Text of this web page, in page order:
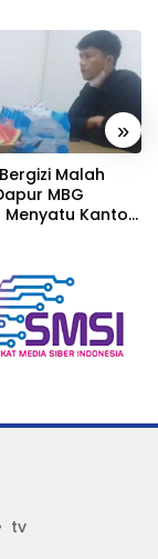
»
Malah
MBG
Menyatu Kantor
tv